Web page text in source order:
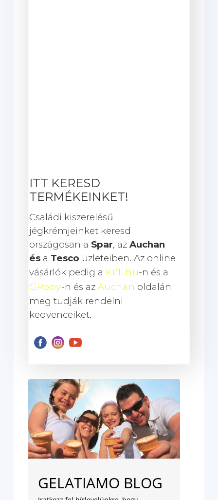
ITT KERESD
TERMÉKEINKET!
Családi kiszerelésű
jégkrémjeinket keresd
országosan a Spar, az Auchan
és a Tesco üzleteiben. Az online
vásárlók pedig a Kifli.hu-n és a
GRoby-n és az Auchan oldalán
meg tudják rendelni
kedvenceiket.
GELATIAMO BLOG